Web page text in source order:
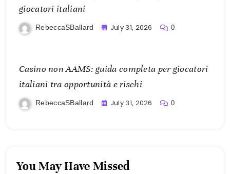
giocatori italiani
RebeccaSBallard July 31, 2026 0
Casino non AAMS: guida completa per giocatori
italiani tra opportunità e rischi
RebeccaSBallard July 31, 2026 0
You May Have Missed